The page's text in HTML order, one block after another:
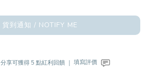
貨到通知 / NOTIFY ME
分享可獲得 5 點紅利回饋 ｜ 填寫評價